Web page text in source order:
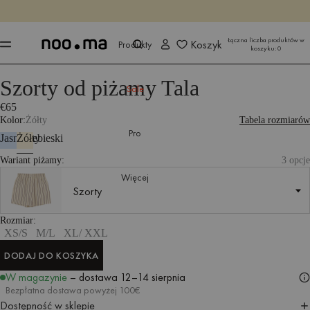
Kup teraz
Produkty
Sale
Pro
Więcej
Koszyk
Łączna liczba produktów w
koszyku:0
Produkty Wszystkie tekstylia Sypialnia
Szorty od piżamy Tala
€65
Kolor Żółty Tabela rozmiarów
Jasnoniebieski
Żółty
Wariant piżamy: 3 opcje
Szorty
Rozmiar M/L
Rozmiar
XS/S M/L XL/ XXL
DODAJ DO KOSZYKA
W magazynie – dostawa 12–14 sierpnia
Bezpłatna dostawa powyżej 100€
Dostępność w sklepie